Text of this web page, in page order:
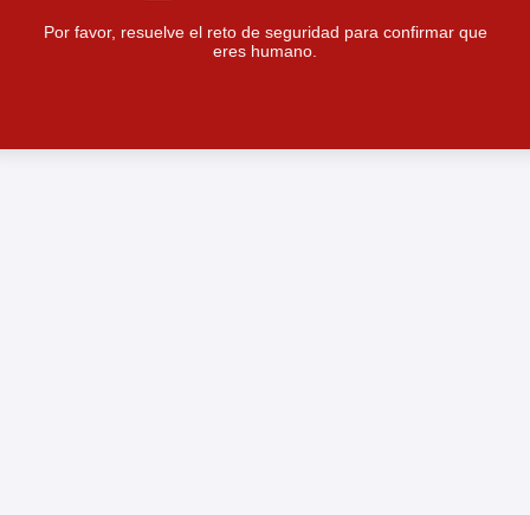
Por favor, resuelve el reto de seguridad para confirmar que
eres humano.